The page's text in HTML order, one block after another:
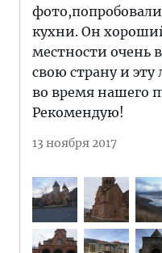
кухни. Он
местности очень
свою страну и эту
во время нашего
Рекомендую!
13 ноября 2017